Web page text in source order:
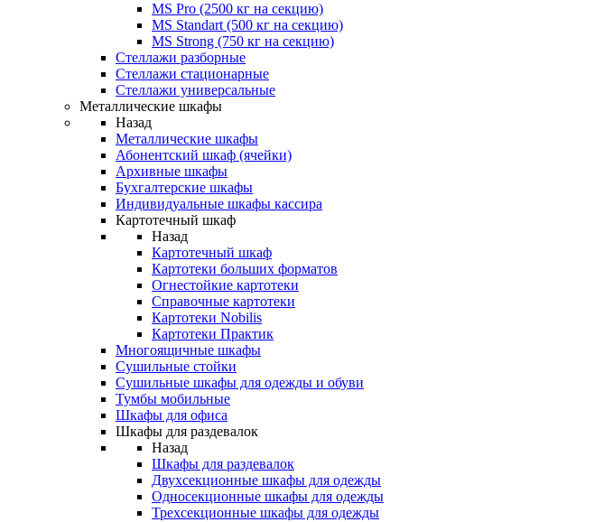
MS Pro (2500 кг на секцию)
MS Standart (500 кг на секцию)
MS Strong (750 кг на секцию)
Стеллажи разборные
Стеллажи стационарные
Стеллажи универсальные
Металлические шкафы
Назад
Металлические шкафы
Абонентский шкаф (ячейки)
Архивные шкафы
Бухгалтерские шкафы
Индивидуальные шкафы кассира
Картотечный шкаф
Назад
Картотечный шкаф
Картотеки больших форматов
Огнестойкие картотеки
Справочные картотеки
Картотеки Nobilis
Картотеки Практик
Многоящичные шкафы
Сушильные стойки
Сушильные шкафы для одежды и обуви
Тумбы мобильные
Шкафы для офиса
Шкафы для раздевалок
Назад
Шкафы для раздевалок
Двухсекционные шкафы для одежды
Односекционные шкафы для одежды
Трехсекционные шкафы для одежды